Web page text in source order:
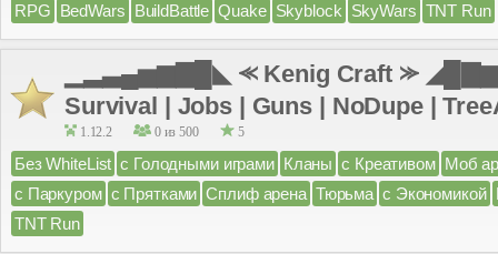
RPG BedWars BuildBattle Quake Skyblock SkyWars TNT Run
▁▂▃▄▅▆▇█◣ ⪻ Kenig Craft ⪼
Survival | Jobs | Guns | NoDupe |
1.12.2 0 из 500 5
Без WhiteList с Голодными играми Кланы с Креативом Моб
с Паркуром с Прятками Сплиф арена Тюрьма с Экономикой
TNT Run